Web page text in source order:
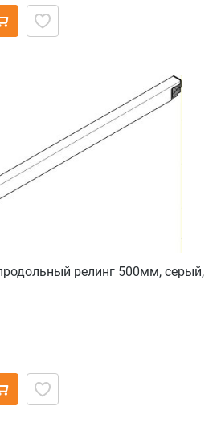
релинг 500мм, серый,